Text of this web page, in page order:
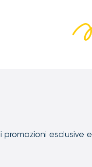
promozioni esclusive e